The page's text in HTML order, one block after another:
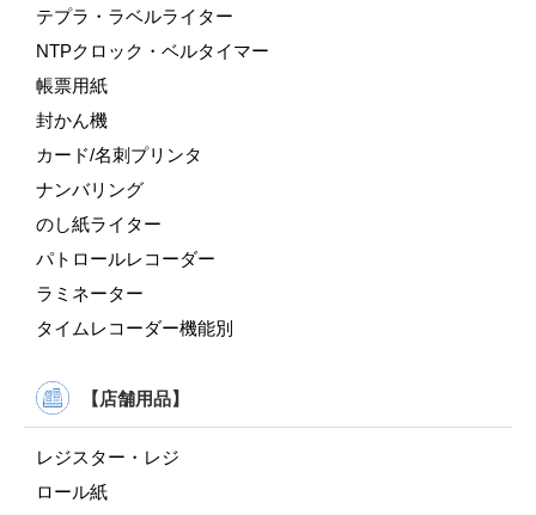
テプラ・ラベルライター
NTPクロック・ベルタイマー
帳票用紙
封かん機
カード/名刺プリンタ
ナンバリング
のし紙ライター
パトロールレコーダー
ラミネーター
タイムレコーダー機能別
【店舗用品】
レジスター・レジ
ロール紙